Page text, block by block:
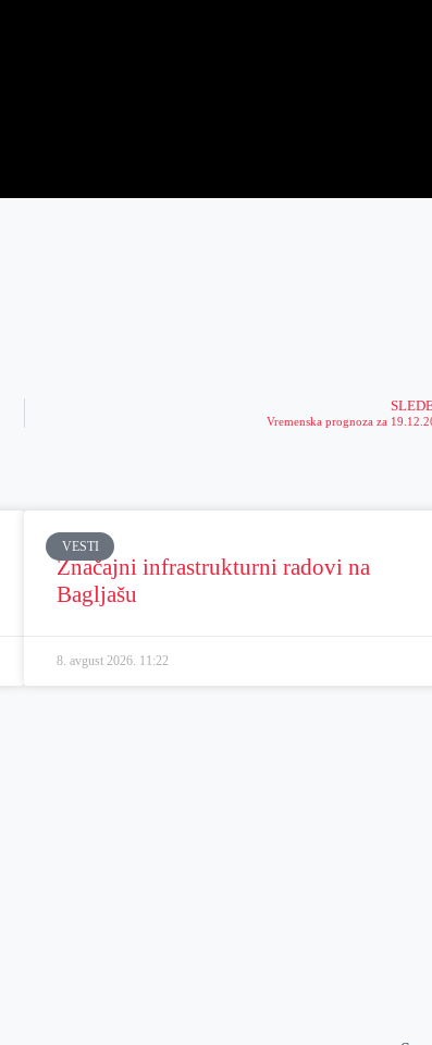
Vremenska prognoza za
VESTI
Značajni infrastrukturni radovi na
Bagljašu
8. avgust 2026. 11:22